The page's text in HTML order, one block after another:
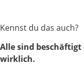
Kennst du das auch?
Alle sind beschäftigt
wirklich.